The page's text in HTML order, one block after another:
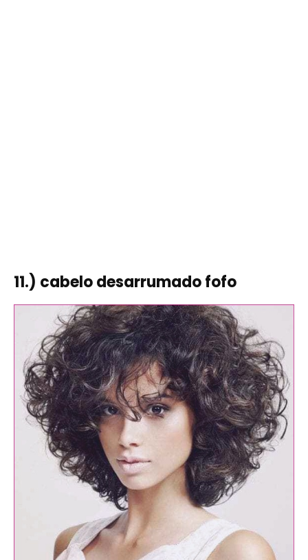
11.) cabelo desarrumado fofo